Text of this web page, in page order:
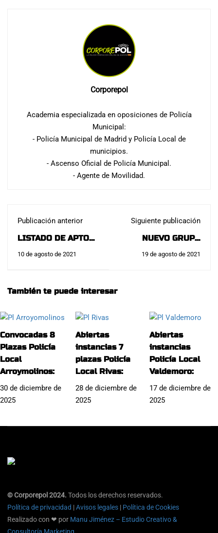
Corporepol
Academia especializada en oposiciones de Policía
Municipal:
- Policía Municipal de Madrid y Policía Local de
municipios.
- Ascenso Oficial de Policía Municipal.
- Agente de Movilidad.
Publicación anterior
LISTADO DE APTOS
RECONOCIMIENTO
POLICÍA MUNICIPAL
10 de agosto de 2021
Siguiente publicación
NUEVO GRUPO
FLASH POLICÍA
19 de agosto de 2021
También te puede interesar
Convocadas 8
Plazas Policía
Local
Arroymolinos:
30 de diciembre de
2025
Abiertas
instancias 7
plazas Policía
Local Rivas:
28 de diciembre de
2025
Abiertas
instancias
Policía Local
Valdemoro:
17 de diciembre de
2025
© Corporepol 2024. Todos los derechos reservados.
Política de privacidad |Avisos legales | Política de Cookies
Realizado con ❤ por Manu Jiménez – Estudio Creativo &